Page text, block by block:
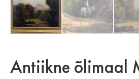
Antiikne õlimaal